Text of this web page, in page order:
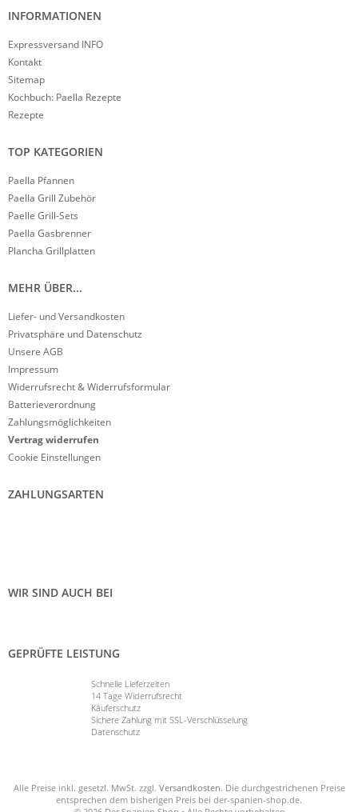
INFORMATIONEN
Expressversand INFO
Kontakt
Sitemap
Kochbuch: Paella Rezepte
Rezepte
TOP KATEGORIEN
Paella Pfannen
Paella Grill Zubehör
Paelle Grill-Sets
Paella Gasbrenner
Plancha Grillplatten
MEHR ÜBER...
Liefer- und Versandkosten
Privatsphäre und Datenschutz
Unsere AGB
Impressum
Widerrufsrecht & Widerrufsformular
Batterieverordnung
Zahlungsmöglichkeiten
Vertrag widerrufen
Cookie Einstellungen
ZAHLUNGSARTEN
WIR SIND AUCH BEI
GEPRÜFTE LEISTUNG
Schnelle Lieferzeiten
14 Tage Widerrufsrecht
Käuferschutz
Sichere Zahlung mit SSL-Verschlüsselung
Datenschutz
Alle Preise inkl. gesetzl. MwSt. zzgl. Versandkosten. Die durchgestrichenen Preise
entsprechen dem bisherigen Preis bei der-spanien-shop.de.